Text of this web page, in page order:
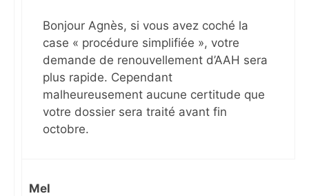
Bonjour Agnès, si vous avez coché la
case « procédure simplifiée », votre
demande de renouvellement d’AAH sera
plus rapide. Cependant
malheureusement aucune certitude que
votre dossier sera traité avant fin
octobre.
Mel